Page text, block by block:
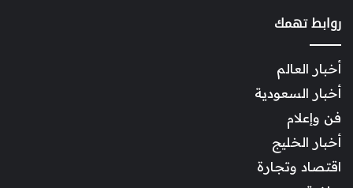
روابط تهمك
أخبار العالم
أخبار السعودية
فن وإعلام
أخبار الخليج
اقتصاد وتجارة